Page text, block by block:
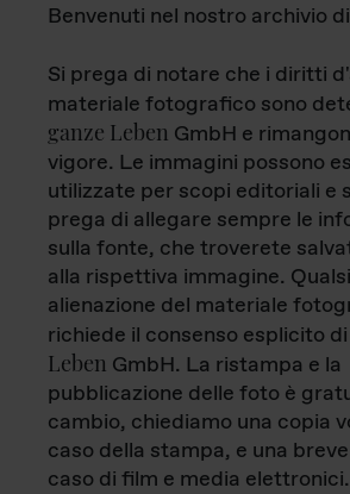
Benvenuti nel nostro archivio
Si prega di notare che i diritti
materiale fotografico sono
ganze Leben GmbH e
vigore. Le immagini possono
utilizzate per scopi editoriali e
prega di allegare sempre le
sulla fonte, che troverete
alla rispettiva immagine.
alienazione del materiale
richiede il consenso esplicito di
Leben GmbH. La ristampa e la
pubblicazione delle foto è
cambio, chiediamo una copia
caso della stampa, e una
caso di film e media elettronici.